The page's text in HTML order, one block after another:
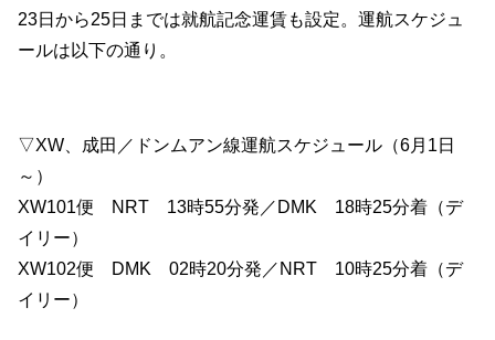
23日から25日までは就航記念運賃も設定。運航スケジュ
ールは以下の通り。
▽XW、成田／ドンムアン線運航スケジュール（6月1日
～）
XW101便 NRT 13時55分発／DMK 18時25分着（デ
イリー）
XW102便 DMK 02時20分発／NRT 10時25分着（デ
イリー）